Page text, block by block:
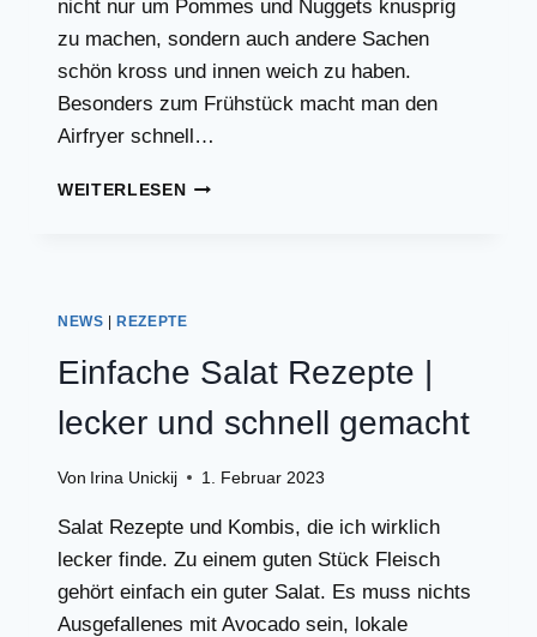
nicht nur um Pommes und Nuggets knusprig
zu machen, sondern auch andere Sachen
schön kross und innen weich zu haben.
Besonders zum Frühstück macht man den
Airfryer schnell…
WEITERLESENDAS
NEWS REZEPTE
Einfache Salat Rezepte |
lecker und schnell gemacht
Von Irina Unickij 1. Februar 2023
Salat Rezepte und Kombis, die ich wirklich
lecker finde. Zu einem guten Stück Fleisch
gehört einfach ein guter Salat. Es muss nichts
Ausgefallenes mit Avocado sein, lokale